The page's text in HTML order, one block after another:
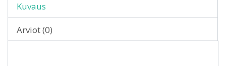
Kuvaus
Arviot (0)